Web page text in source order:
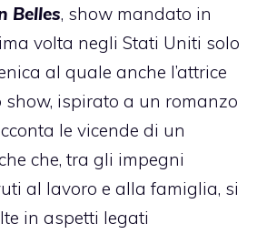
Belles, show mandato in
volta negli Stati Uniti solo
al quale anche l’attrice
show, ispirato a un romanzo
le vicende di un
che, tra gli impegni
al lavoro e alla famiglia, si
in aspetti legati